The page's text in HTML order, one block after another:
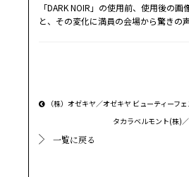
「DARK NOIR」の使用前、使用後の
と、その変化に満員の会場から驚きの
（株）オゼキヤ／オゼキヤ ビューティーフ
タカラベルモント(株)
一覧に戻る